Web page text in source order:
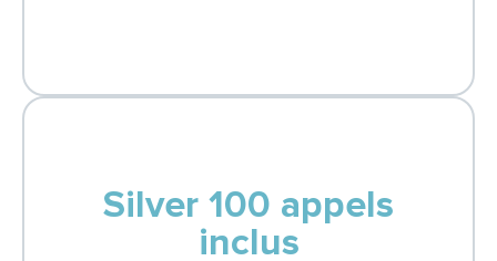
Silver 100 appels
inclus